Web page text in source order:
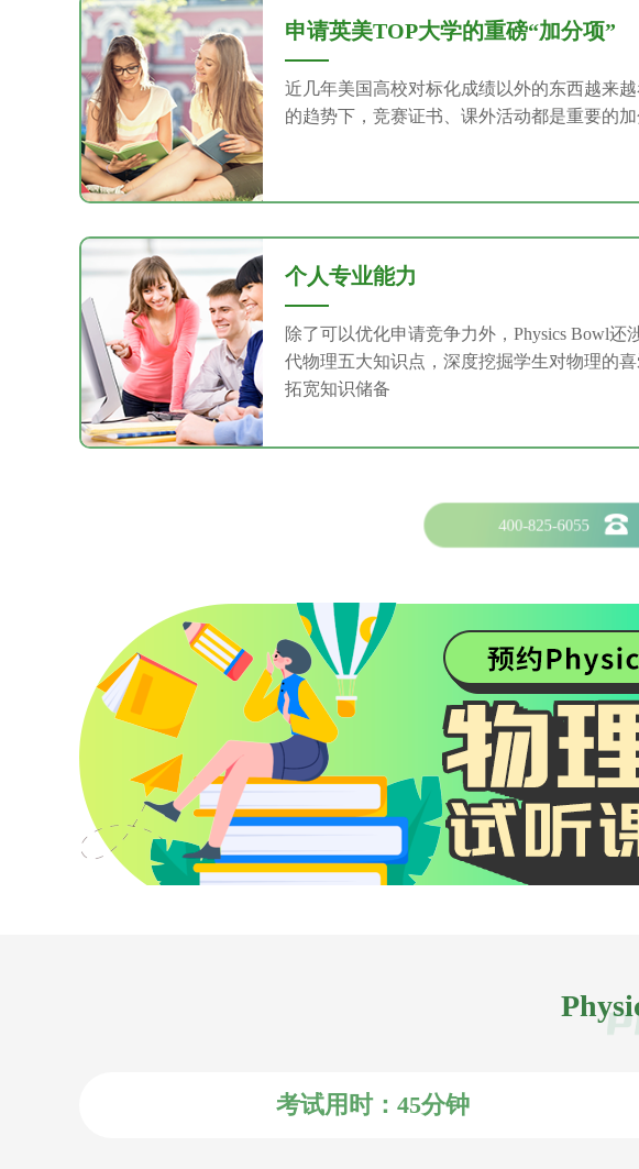
申请英美TOP大学的重磅“加分项”
近几年美国高校对标化成绩以外的东西越来
的趋势下，竞赛证书、课外活动都是重要的
个人专业能力
除了可以优化申请竞争力外，Physics Bowl还
代物理五大知识点，深度挖掘学生对物理的喜
拓宽知识储备
400-825-6055
考试用时：45分钟